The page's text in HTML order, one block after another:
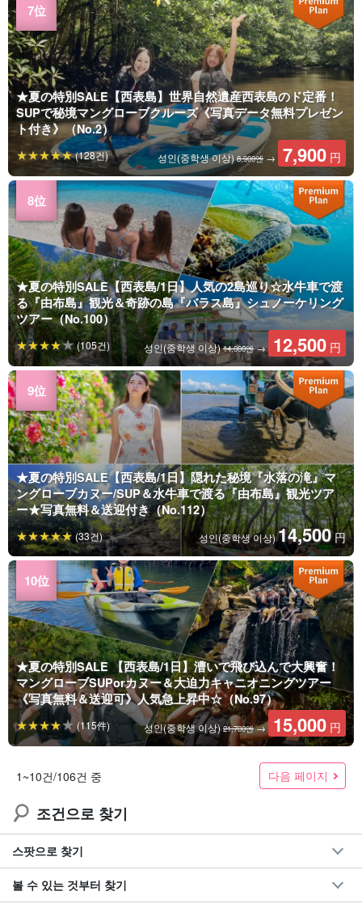
★夏の特別SALE【西表島】世界自然遺産西表島のド定番！
SUPで秘境マングローブクルーズ《写真データ無料プレゼン
ト付き》（No.2）
성인(중학생 이상)8,900엔 → 7,900 円
(128건)
★夏の特別SALE【西表島/1日】人気の2島巡り☆水牛車で渡
る『由布島』観光＆奇跡の島『バラス島』シュノーケリング
ツアー（No.100）
성인(중학생 이상)14,000엔→ 12,500 円
(105건)
★夏の特別SALE【西表島/1日】隠れた秘境『水落の滝』マ
ングローブカヌー/SUP＆水牛車で渡る『由布島』観光ツア
ー★写真無料＆送迎付き（No.112）
성인(중학생 이상)14,500 円
(33건)
★夏の特別SALE 【西表島/1日】漕いで飛び込んで大興奮！
マングローブSUPorカヌー＆大迫力キャニオニングツアー
《写真無料＆送迎可》人気急上昇中☆（No.97）
성인(중학생 이상)21,700엔→ 15,000 円
(115件)
1~10건/106건 중 다음 페이지
조건으로 찾기
스팟으로 찾기
볼 수 있는 것부터 찾기